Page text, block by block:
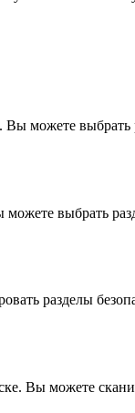
можете выбрать
можете выбрать
разделы
Вы можете